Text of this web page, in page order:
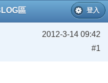
區 登入
2012-3-14 09:42
#1